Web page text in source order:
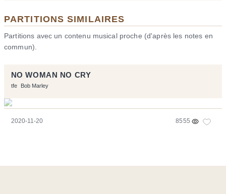
PARTITIONS SIMILAIRES
Partitions avec un contenu musical proche (d'après les notes en
commun).
NO WOMAN NO CRY
tfe Bob Marley
2020-11-20 8555